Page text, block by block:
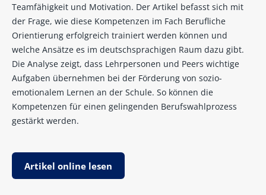
Teamfähigkeit und Motivation. Der Artikel befasst sich mit
der Frage, wie diese Kompetenzen im Fach Berufliche
Orientierung erfolgreich trainiert werden können und
welche Ansätze es im deutschsprachigen Raum dazu gibt.
Die Analyse zeigt, dass Lehrpersonen und Peers wichtige
Aufgaben übernehmen bei der Förderung von sozio-
emotionalem Lernen an der Schule. So können die
Kompetenzen für einen gelingenden Berufswahlprozess
gestärkt werden.
Artikel online lesen